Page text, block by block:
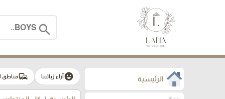
search
الرئيسية emoji_emotionsآراء زبائننا commuteمناطق